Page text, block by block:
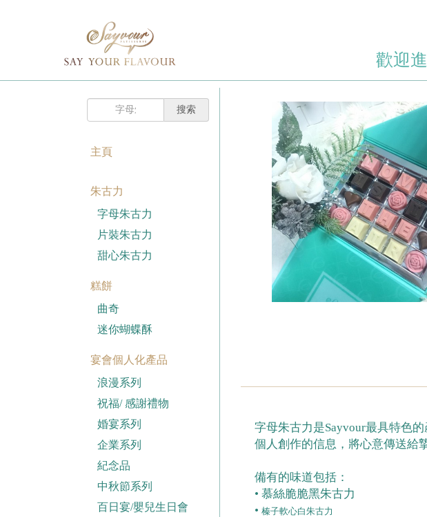
我的賬戶 歡迎
主頁
朱古力
字母朱古力
片裝朱古力
甜心朱古力
糕餅
曲奇
迷你蝴蝶酥
宴會個人化產品
浪漫系列
祝福/ 感謝禮物
婚宴系列
企業系列
紀念品
中秋節系列
百日宴/嬰兒生日會
字母朱古力是Sayvour最具特色
個人創作的信息，將心意傳送給
備有的味道包括：
• 慕絲脆脆黑朱古力
•榛子軟心白朱古力